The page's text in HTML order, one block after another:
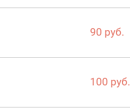
90 руб.
100 руб.